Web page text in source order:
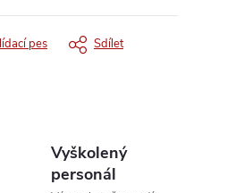
pes Sdílet
Vyškolený
personál